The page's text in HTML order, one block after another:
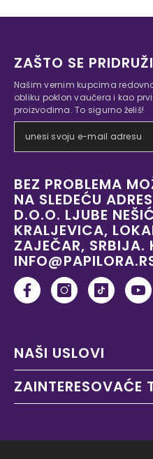
ZAŠTO SE
Našim vernim kupcima
obliku poklon vaučera i kao
proizvodima. To sigurno želiš!
BEZ PROBLEMA
NA SLEDEĆU
D.O.O. LJUBE
KRALJEVICA,
ZAJEČAR, SRBIJA.
NAŠI USLOVI
ZAINTERESOVAĆE